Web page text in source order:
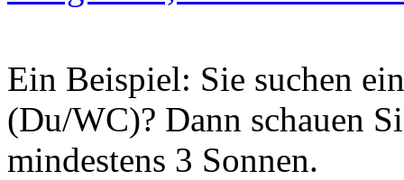
Ein Beispiel: Sie suchen
(Du/WC)? Dann schauen
mindestens 3 Sonnen.